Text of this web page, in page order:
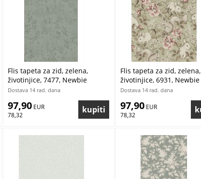
Flis tapeta za zid, zelena,
životinjice, 7477, Newbie
Wallpaper, Borastapeter |
Dostava 14 rad. dana
97,90 EUR
78,32
Flis tapeta za zid, zelena,
životinjice, 6931, Newbie
Wallpaper, Borastapeter |
Dostava 14 rad. dana
97,90 EUR
78,32